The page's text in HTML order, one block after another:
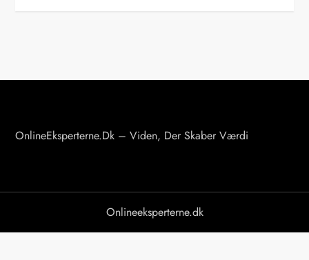
v
a
OnlineEksperterne.dk – Viden, Der Skaber Værdi
Onlineeksperterne.dk